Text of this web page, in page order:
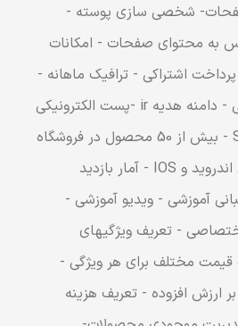
شخصی سازی پوسته -
به محتوای صفحات - امکانات
اشتراکی - ترافیک ماهانه -
آدرس اختصاصی - دامنه هدیه ir -پست الکترونیکی
اختصاصی- SSL - بیش از 50 محصول در فروشگاه
- وب اپلیکیشن اندروید و IOS - آمار بازدید
آموزشی - ویدیو آموزشی -
- تعریف ویژگیهای
مختلف برای هر ویژگی -
ارزش افزوده - تعریف هزینه